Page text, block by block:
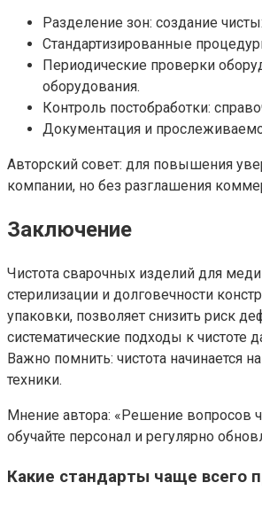
Разделение зон: создание
Стандартизированные
Периодические проверки
оборудования.
Контроль постобработки:
Документация и
Авторский совет: для повышения
компании, но без разглашения
Заключение
Чистота сварочных изделий для
стерилизации и долговечности
упаковки, позволяет снизить риск
систематические подходы к чистоте
Важно помнить: чистота начинается
техники.
Мнение автора: «Решение вопросов
обучайте персонал и регулярно
Какие стандарты чаще всего